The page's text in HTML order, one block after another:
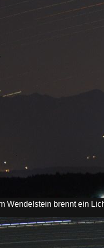
Wendelstein brennt ein